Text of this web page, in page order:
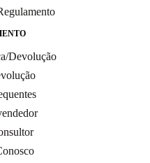
Devolução